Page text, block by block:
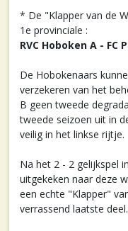
* De "Klapper van de
1e provinciale :
RVC Hoboken A -
De Hobokenaars
verzekeren van het
B geen tweede
tweede seizoen uit in
veilig in het linkse rijtje.
Na het 2 - 2 gelijkspel
uitgekeken naar deze
een echte "Klapper"
verrassend laatste deel.